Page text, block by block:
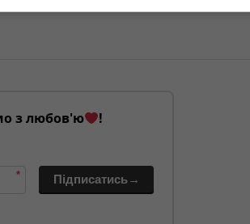
з любов'ю !
* Підписатись→